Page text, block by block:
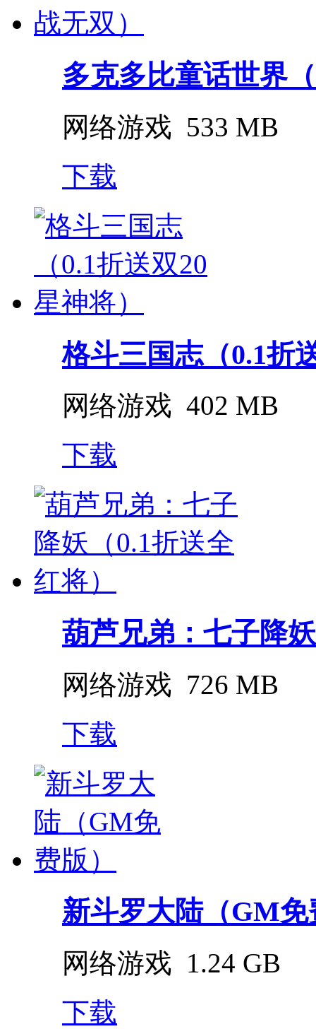
多克多比童话世界
网络游戏 533 MB
下载
格斗三国志（0.1折
网络游戏 402 MB
下载
葫芦兄弟：七子降
网络游戏 726 MB
下载
新斗罗大陆（GM免
网络游戏 1.24 GB
下载